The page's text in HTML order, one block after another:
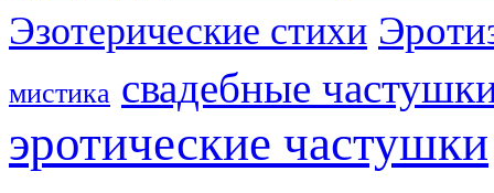
Эзотерические стихи
мистика свадебные
эротические частушки